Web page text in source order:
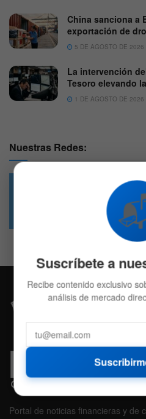
China sanciona a
exportación de
5 DE AGOSTO DE 2026
La intervención
Tesoro elevando
1 DE AGOSTO DE 2026
Nuestras Redes:
4.7k
Portal de noticias financieras y de
Suscríbete a
Recibe contenido exclusivo
análisis de mercado